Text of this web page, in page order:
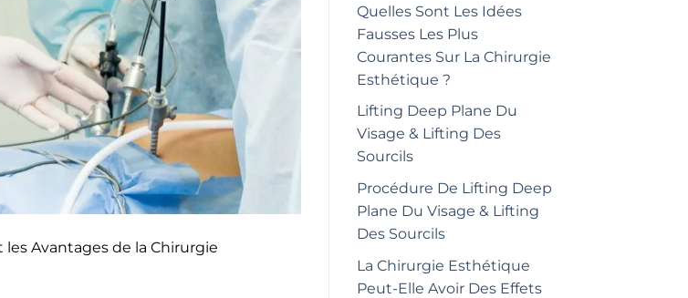
les Avantages de la Chirurgie
Quelles Sont Les Idées
Fausses Les Plus
Courantes Sur La Chirurgie
Esthétique ?
Lifting Deep Plane Du
Visage & Lifting Des
Sourcils
Procédure De Lifting Deep
Plane Du Visage & Lifting
Des Sourcils
La Chirurgie Esthétique
Peut-Elle Avoir Des Effets